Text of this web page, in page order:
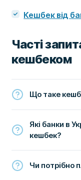
Кешбек від
Часті
кешбеком
Що таке
Які банки в
кешбек?
Чи потрібно